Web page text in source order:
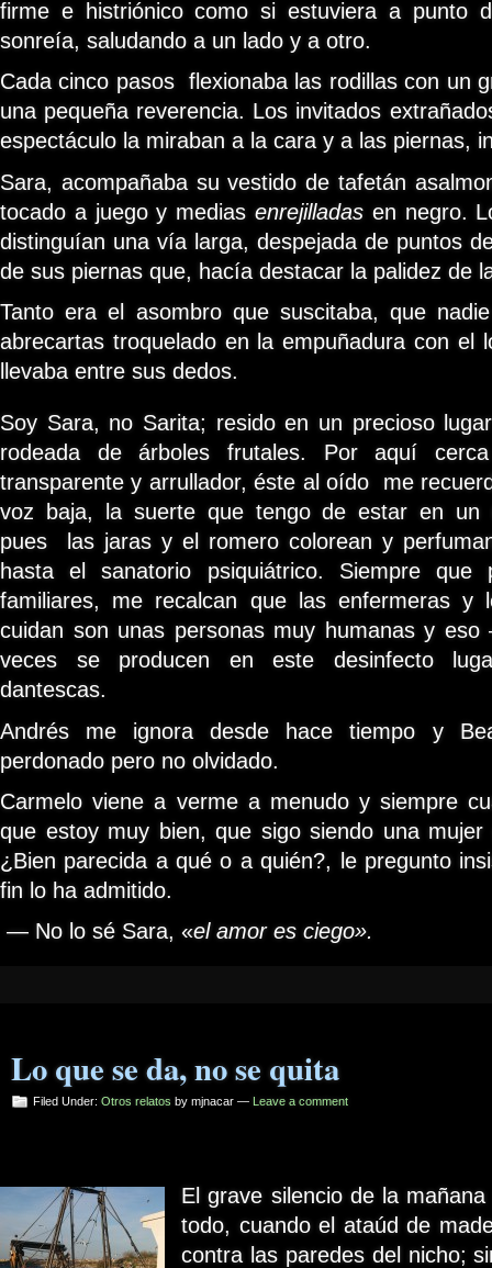
firme e histriónico como si estuviera a punto
sonreía, saludando a un lado y a otro.
Cada cinco pasos flexionaba las rodillas con un
una pequeña reverencia. Los invitados
espectáculo la miraban a la cara y a las piernas,
Sara, acompañaba su vestido de tafetán
tocado a juego y medias enrejilladas en negro.
distinguían una vía larga, despejada de puntos
de sus piernas que, hacía destacar la palidez de
Tanto era el asombro que suscitaba, que
abrecartas troquelado en la empuñadura con el
llevaba entre sus dedos.
Soy Sara, no Sarita; resido en un precioso
rodeada de árboles frutales. Por aquí
transparente y arrullador, éste al oído me
voz baja, la suerte que tengo de estar en un
pues las jaras y el romero colorean y
hasta el sanatorio psiquiátrico. Siempre
familiares, me recalcan que las enfermeras y
cuidan son unas personas muy humanas y
veces se producen en este desinfecto
dantescas.
Andrés me ignora desde hace tiempo y
perdonado pero no olvidado.
Carmelo viene a verme a menudo y siempre
que estoy muy bien, que sigo siendo una mujer
¿Bien parecida a qué o a quién?, le pregunto
fin lo ha admitido.
— No lo sé Sara, «el amor es ciego».
Lo que se da, no se quita
Filed Under: Otros relatos by mjnacar — Leave a comment
El grave silencio de la
todo, cuando el ataúd de
contra las paredes del nicho;